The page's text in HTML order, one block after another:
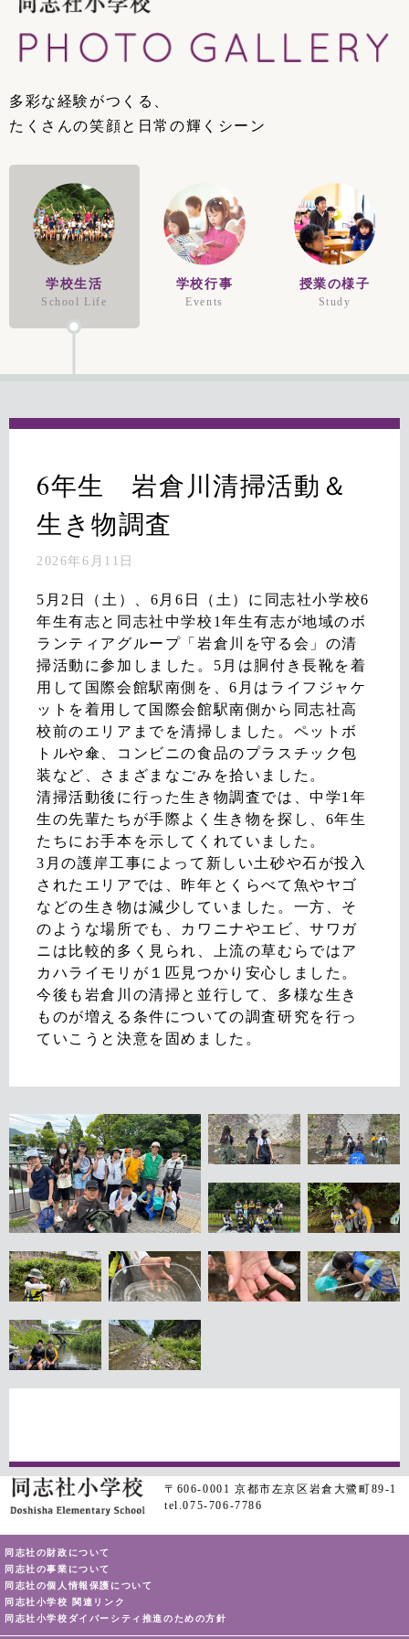
多彩な経験がつくる、
たくさんの笑顔と日常の輝くシーン
学校生活
School Life
学校行事
Events
授業の様子
Study
6年生 岩倉川清掃活動＆
生き物調査
2026年6月11日
5月2日（土）、6月6日（土）に同志社小学校6
年生有志と同志社中学校1年生有志が地域のボ
ランティアグループ「岩倉川を守る会」の清
掃活動に参加しました。5月は胴付き長靴を着
用して国際会館駅南側を、6月はライフジャケ
ットを着用して国際会館駅南側から同志社高
校前のエリアまでを清掃しました。ペットボ
トルや傘、コンビニの食品のプラスチック包
装など、さまざまなごみを拾いました。
清掃活動後に行った生き物調査では、中学1年
生の先輩たちが手際よく生き物を探し、6年生
たちにお手本を示してくれていました。
3月の護岸工事によって新しい土砂や石が投入
されたエリアでは、昨年とくらべて魚やヤゴ
などの生き物は減少していました。一方、そ
のような場所でも、カワニナやエビ、サワガ
ニは比較的多く見られ、上流の草むらではア
カハライモリが１匹見つかり安心しました。
今後も岩倉川の清掃と並行して、多様な生き
ものが増える条件についての調査研究を行っ
ていこうと決意を固めました。
〒606-0001 京都市左京区岩倉大鷺町89-1
tel.075-706-7786
同志社の財政について
同志社の事業について
同志社の個人情報保護について
同志社小学校 関連リンク
同志社小学校ダイバーシティ推進のための方針